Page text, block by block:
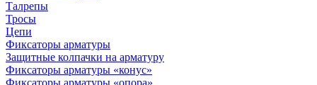
Талрепы
Тросы
Цепи
Фиксаторы арматуры
Защитные колпачки на арматуру
Фиксаторы арматуры «конус»
Фиксаторы арматуры «опора»